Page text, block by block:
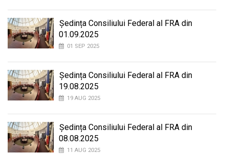
Ședința Consiliului Federal al FRA din
01.09.2025
01 SEP 2025
Ședința Consiliului Federal al FRA din
19.08.2025
19 AUG 2025
Ședința Consiliului Federal al FRA din
08.08.2025
11 AUG 2025